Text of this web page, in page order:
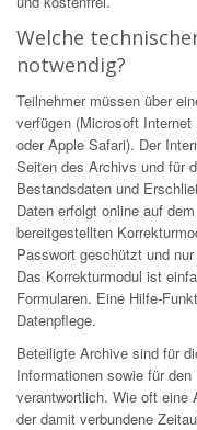
Welche
notwendig?
Teilnehmer müssen über
verfügen (Microsoft
oder Apple Safari). Der
Seiten des Archivs und für
Bestandsdaten und
Daten erfolgt online auf
bereitgestellten
Passwort geschützt und
Das Korrekturmodul ist
Formularen. Eine Hilfe-
Datenpflege.
Beteiligte Archive sind für
Informationen sowie für
verantwortlich. Wie oft eine
der damit verbundene